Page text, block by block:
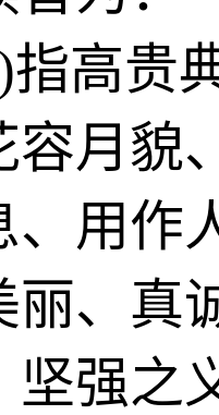
指高贵
容月貌
、用作
、真
强之